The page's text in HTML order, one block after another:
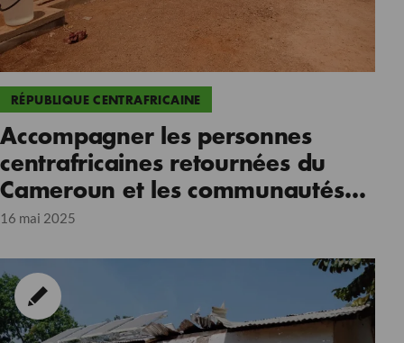
RÉPUBLIQUE CENTRAFRICAINE
Accompagner les personnes
centrafricaines retournées du
Cameroun et les communautés
hôtes
16 mai 2025